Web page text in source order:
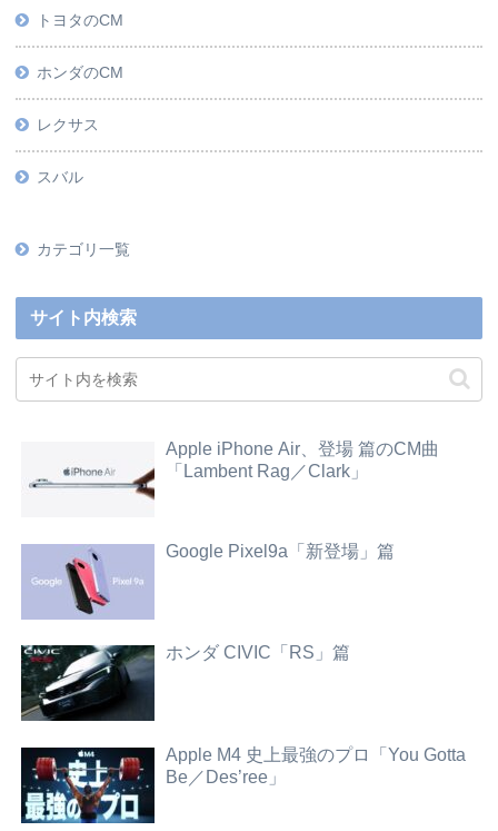
トヨタのCM
ホンダのCM
レクサス
スバル
カテゴリ一覧
サイト内検索
Apple iPhone Air、登場 篇のCM曲
「Lambent Rag／Clark」
Google Pixel9a「新登場」篇
ホンダ CIVIC「RS」篇
Apple M4 史上最強のプロ「You Gotta
Be／Des’ree」